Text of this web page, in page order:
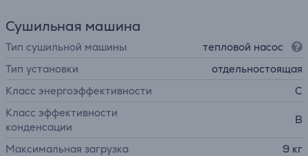
Сушильная машина
Тип сушильной машины
тепловой насос
Тип установки
отдельностоящая
Класс энергоэффективности
C
Класс эффективности
конденсации
B
Максимальная загрузка
9 кг